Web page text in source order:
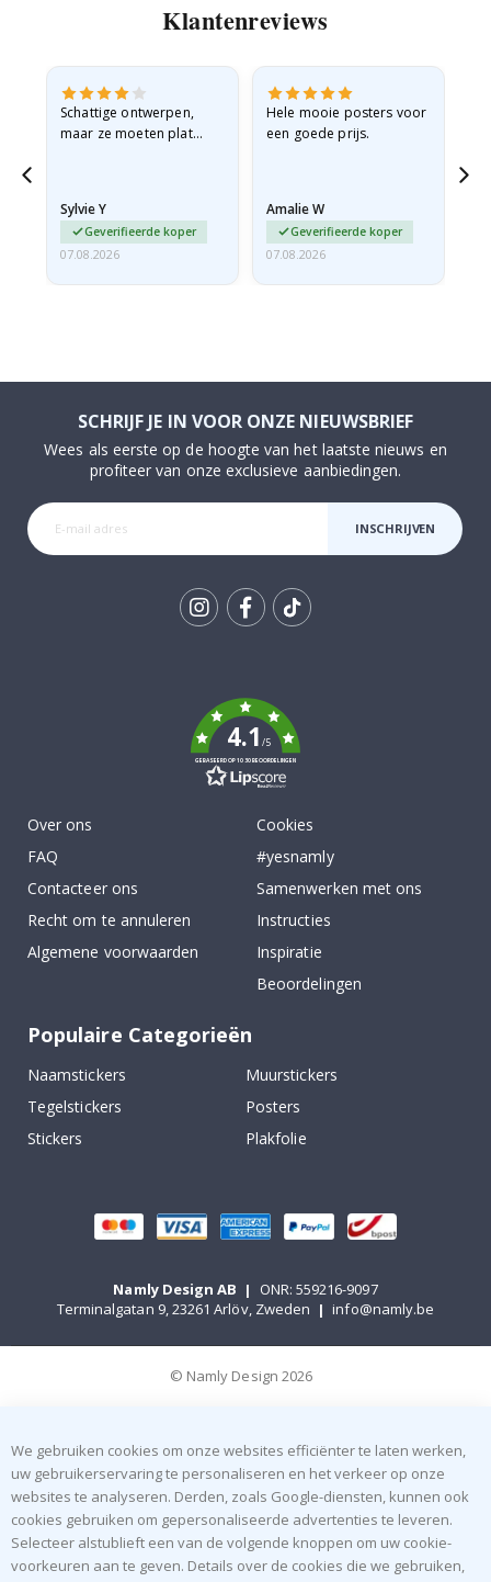
Klantenreviews
Schattige ontwerpen,
maar ze moeten plat
beetje…
Sylvie Y
Geverifieerde koper
07.08.2026
Hele mooie posters voor
een goede prijs.
Amalie W
Geverifieerde koper
07.08.2026
SCHRIJF JE IN VOOR ONZE NIEUWSBRIEF
Wees als eerste op de hoogte van het laatste nieuws en
profiteer van onze exclusieve aanbiedingen.
INSCHRIJVEN
4.1/5
GEBASEERD OP 1030 BEOORDELINGEN
Over ons
FAQ
Contacteer ons
Recht om te annuleren
Algemene voorwaarden
Cookies
#yesnamly
Samenwerken met ons
Instructies
Inspiratie
Beoordelingen
Populaire Categorieën
Naamstickers
Muurstickers
Tegelstickers
Posters
Stickers
Plakfolie
Namly Design AB |
ONR: 559216-9097
Terminalgatan 9, 23261 Arlöv, Zweden | info@namly.be
© Namly Design 2026
We gebruiken cookies om onze websites efficiënter te laten werken,
uw gebruikerservaring te personaliseren en het verkeer op onze
websites te analyseren. Derden, zoals Google-diensten, kunnen ook
cookies gebruiken om gepersonaliseerde advertenties te leveren.
Selecteer alstublieft een van de volgende knoppen om uw cookie-
voorkeuren aan te geven. Details over de cookies die we gebruiken,